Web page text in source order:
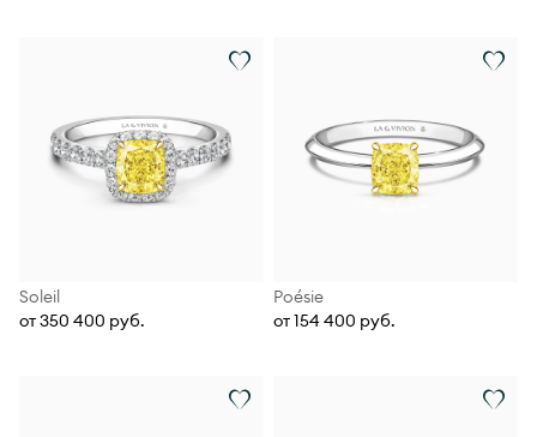
Soleil
от 350 400 руб.
Poésie
от 154 400 руб.